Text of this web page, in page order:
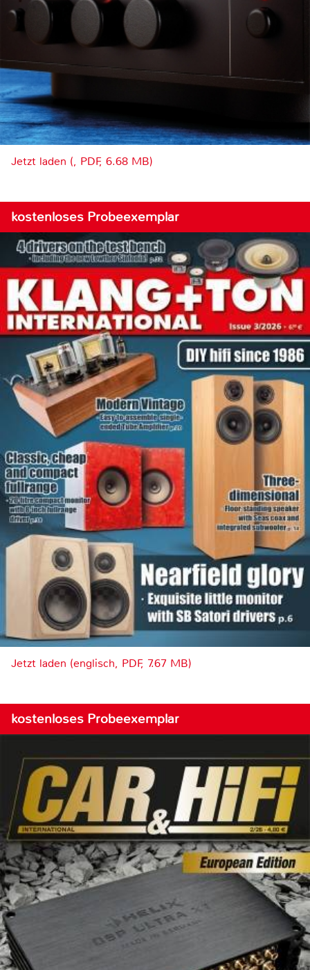
Jetzt laden (, PDF, 6.68 MB)
kostenloses Probeexemplar
Jetzt laden (englisch, PDF, 7.67 MB)
kostenloses Probeexemplar